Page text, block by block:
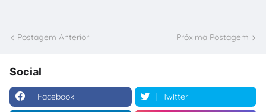
Postagem Anterior Próxima Postagem
Social
Facebook Twitter